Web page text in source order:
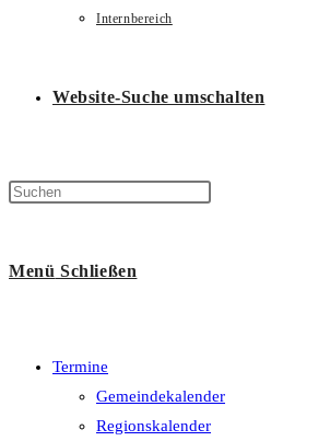
Internbereich
Website-Suche umschalten
Menü Schließen
Termine
Gemeindekalender
Regionskalender